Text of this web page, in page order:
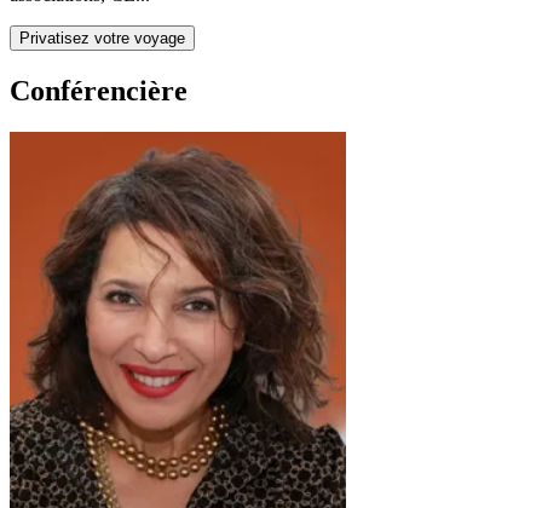
Privatisez votre voyage
Conférencière